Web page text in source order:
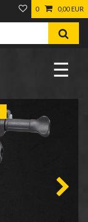
0 0,00 EUR
☰